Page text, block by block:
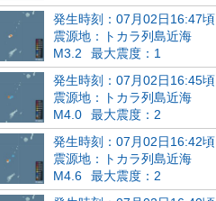
発生時刻：07月02日16:47頃
震源地：トカラ列島近海
M3.2
最大震度：1
発生時刻：07月02日16:45頃
震源地：トカラ列島近海
M4.0
最大震度：2
発生時刻：07月02日16:42頃
震源地：トカラ列島近海
M4.6
最大震度：2